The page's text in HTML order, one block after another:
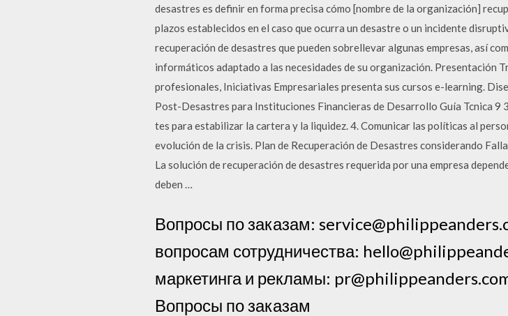
desastres es definir en forma precisa cómo [nombre de la organización]
plazos establecidos en el caso que ocurra un desastre o un incidente
recuperación de desastres que pueden sobrellevar algunas empresas, así
informáticos adaptado a las necesidades de su organización. Presentación
profesionales, Iniciativas Empresariales presenta sus cursos e-learning.
Post-Desastres para Instituciones Financieras de Desarrollo Guía Tcnica
tes para estabilizar la cartera y la liquidez. 4. Comunicar las políticas al
evolución de la crisis. Plan de Recuperación de Desastres considerando
La solución de recuperación de desastres requerida por una empresa
deben …
Вопросы по заказам:
вопросам сотрудничества:
маркетинга и рекламы:
Вопросы по заказам